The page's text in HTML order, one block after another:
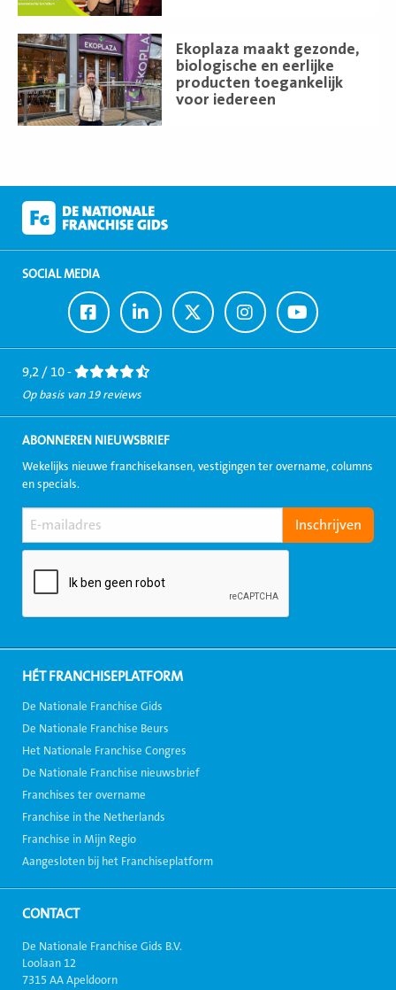
Ekoplaza maakt gezonde,
biologische en eerlijke
producten toegankelijk
voor iedereen
Lees
meer
SOCIAL MEDIA
Ga
naar
Facebook
Ga
naar
LinkedIn
Ga
naar
Twitter
Ga
naar
Instagram
Ga
naar
Youtube
9,2 / 10 -
Op basis van 19 reviews
ABONNEREN NIEUWSBRIEF
Wekelijks nieuwe franchisekansen, vestigingen ter overname, columns
en specials.
HÉT FRANCHISEPLATFORM
De Nationale Franchise Gids
De Nationale Franchise Beurs
Het Nationale Franchise Congres
De Nationale Franchise nieuwsbrief
Franchises ter overname
Franchise in the Netherlands
Franchise in Mijn Regio
Aangesloten bij het Franchiseplatform
CONTACT
De Nationale Franchise Gids B.V.
Loolaan 12
7315 AA Apeldoorn